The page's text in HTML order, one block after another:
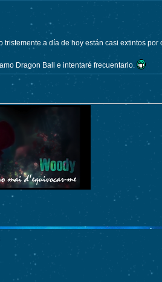
tristemente a día de hoy están casi extintos
Dragon Ball e intentaré frecuentarlo.